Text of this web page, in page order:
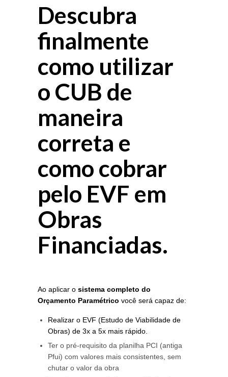
Descubra
finalmente
como utilizar
o CUB de
maneira
correta e
como cobrar
pelo EVF em
Obras
Financiadas.
Ao aplicar o sistema completo do
Orçamento Paramétrico você será capaz de:
Realizar o EVF (Estudo de Viabilidade de
Obras) de 3x a 5x mais rápido.
Ter o pré-requisito da planilha PCI (antiga
Pfui) com valores mais consistentes, sem
chutar o valor da obra